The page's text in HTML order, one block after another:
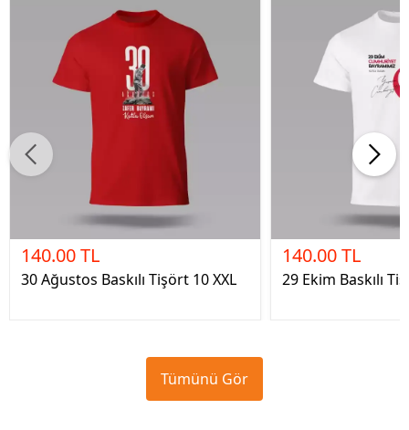
140.00 TL
30 Ağustos Baskılı Tişört 10 XXL
140.00 TL
29 Ekim Baskılı
Tümünü Gör